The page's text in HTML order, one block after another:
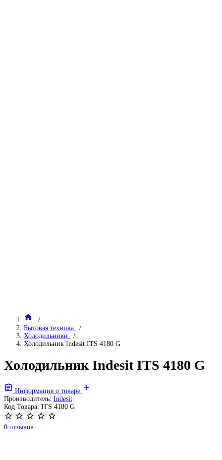
Бытовая техника
Холодильники
Холодильник Indesit ITS 4180 G
Холодильник Indesit ITS 4180 G
Информация о товаре
Производитель: Indesit
Код Товара: ITS 4180 G
0 отзывов